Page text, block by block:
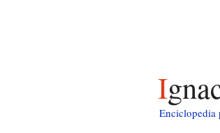
Enciclopedia